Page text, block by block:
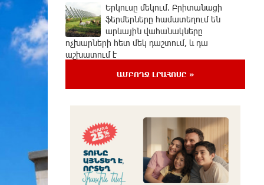
Երկուսը մեկում. Բրիտանացի
ֆերմերները համատեղում են
արևային վահանակները
ոչխարների հետ մեկ դաշտում, և դա
աշխատում է
պաշտպանության մասին
համաձայնագիր են կնքել. Արտակ
Զաքարյան
4 րոպե առաջ
ԱՄԲՈՂՋ ԼՐԱՀՈՍԸ »